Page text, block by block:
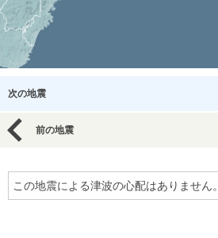
次の地震
前の地震
この地震による津波の心配はありません。